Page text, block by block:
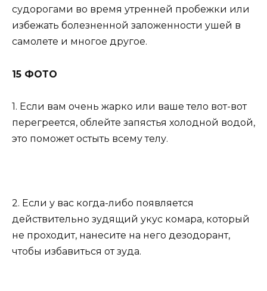
судорогами во время утренней пробежки или
избежать болезненной заложенности ушей в
самолете и многое другое.
15 ФОТО
1. Если вам очень жарко или ваше тело вот-вот
перегреется, облейте запястья холодной водой,
это поможет остыть всему телу.
2. Если у вас когда-либо появляется
действительно зудящий укус комара, который
не проходит, нанесите на него дезодорант,
чтобы избавиться от зуда.